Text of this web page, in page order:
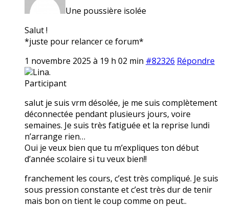
Une poussière isolée
Salut !
*juste pour relancer ce forum*
1 novembre 2025 à 19 h 02 min #82326 Répondre
Lina.
Participant
salut je suis vrm désolée, je me suis complètement
déconnectée pendant plusieurs jours, voire
semaines. Je suis très fatiguée et la reprise lundi
n’arrange rien…
Oui je veux bien que tu m’expliques ton début
d’année scolaire si tu veux bien!!
franchement les cours, c’est très compliqué. Je suis
sous pression constante et c’est très dur de tenir
mais bon on tient le coup comme on peut..